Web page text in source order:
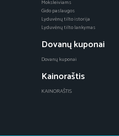
Moksleiviams
Gido paslaugos
Lyduvėnų tilto istorija
Lyduvėnų tilto lankymas
Dovanų kuponai
Dovanų kuponai
Kainoraštis
KAINORAŠTIS